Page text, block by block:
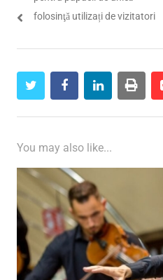
folosinţă utilizați de vizitatori
twitterfacebooklinkedinprint
You may also like...